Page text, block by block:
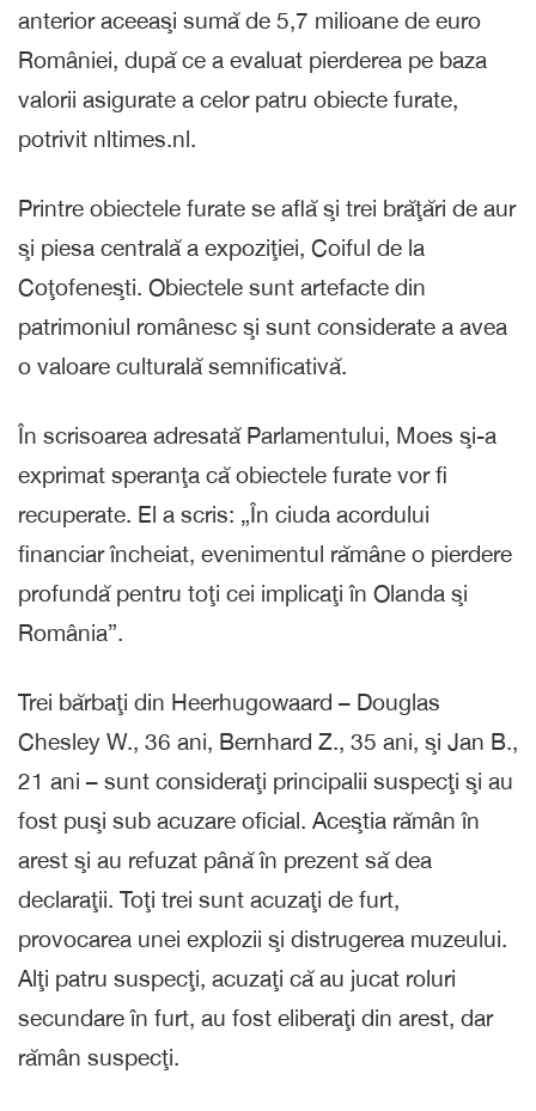
anterior aceeaşi sumă de 5,7 milioane de euro
României, după ce a evaluat pierderea pe baza
valorii asigurate a celor patru obiecte furate,
potrivit nltimes.nl.
Printre obiectele furate se află şi trei brăţări de aur
şi piesa centrală a expoziţiei, Coiful de la
Coţofeneşti. Obiectele sunt artefacte din
patrimoniul românesc şi sunt considerate a avea
o valoare culturală semnificativă.
În scrisoarea adresată Parlamentului, Moes şi-a
exprimat speranţa că obiectele furate vor fi
recuperate. El a scris: „În ciuda acordului
financiar încheiat, evenimentul rămâne o pierdere
profundă pentru toţi cei implicaţi în Olanda şi
România”.
Trei bărbaţi din Heerhugowaard – Douglas
Chesley W., 36 ani, Bernhard Z., 35 ani, şi Jan B.,
21 ani – sunt consideraţi principalii suspecţi şi au
fost puşi sub acuzare oficial. Aceştia rămân în
arest şi au refuzat până în prezent să dea
declaraţii. Toţi trei sunt acuzaţi de furt,
provocarea unei explozii şi distrugerea muzeului.
Alţi patru suspecţi, acuzaţi că au jucat roluri
secundare în furt, au fost eliberaţi din arest, dar
rămân suspecţi.